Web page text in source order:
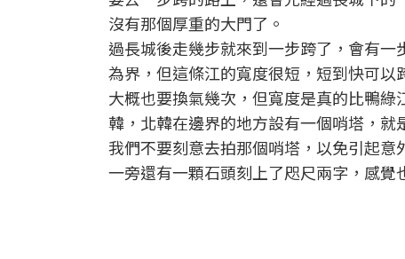
沒有那個厚重的大門了。
過長城後走幾步就來到一步跨了，會有
為界，但這條江的寬度很短，短到快可
大概也要換氣幾次，但寬度是真的比鴨
韓，北韓在邊界的地方設有一個哨塔，
我們不要刻意去拍那個哨塔，以免引起意
一旁還有一顆石頭刻上了咫尺兩字，感覺